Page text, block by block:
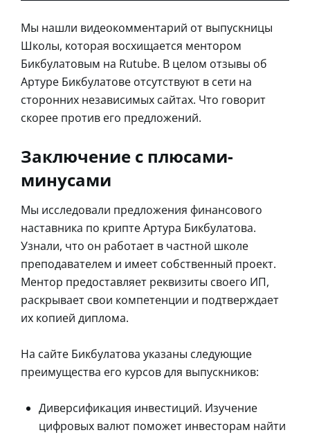
Мы нашли видеокомментарий от выпускницы
Школы, которая восхищается ментором
Бикбулатовым на Rutube. В целом отзывы об
Артуре Бикбулатове отсутствуют в сети на
сторонних независимых сайтах. Что говорит
скорее против его предложений.
Заключение с плюсами-
минусами
Мы исследовали предложения финансового
наставника по крипте Артура Бикбулатова.
Узнали, что он работает в частной школе
преподавателем и имеет собственный проект.
Ментор предоставляет реквизиты своего ИП,
раскрывает свои компетенции и подтверждает
их копией диплома.
На сайте Бикбулатова указаны следующие
преимущества его курсов для выпускников:
Диверсификация инвестиций. Изучение
цифровых валют поможет инвесторам найти